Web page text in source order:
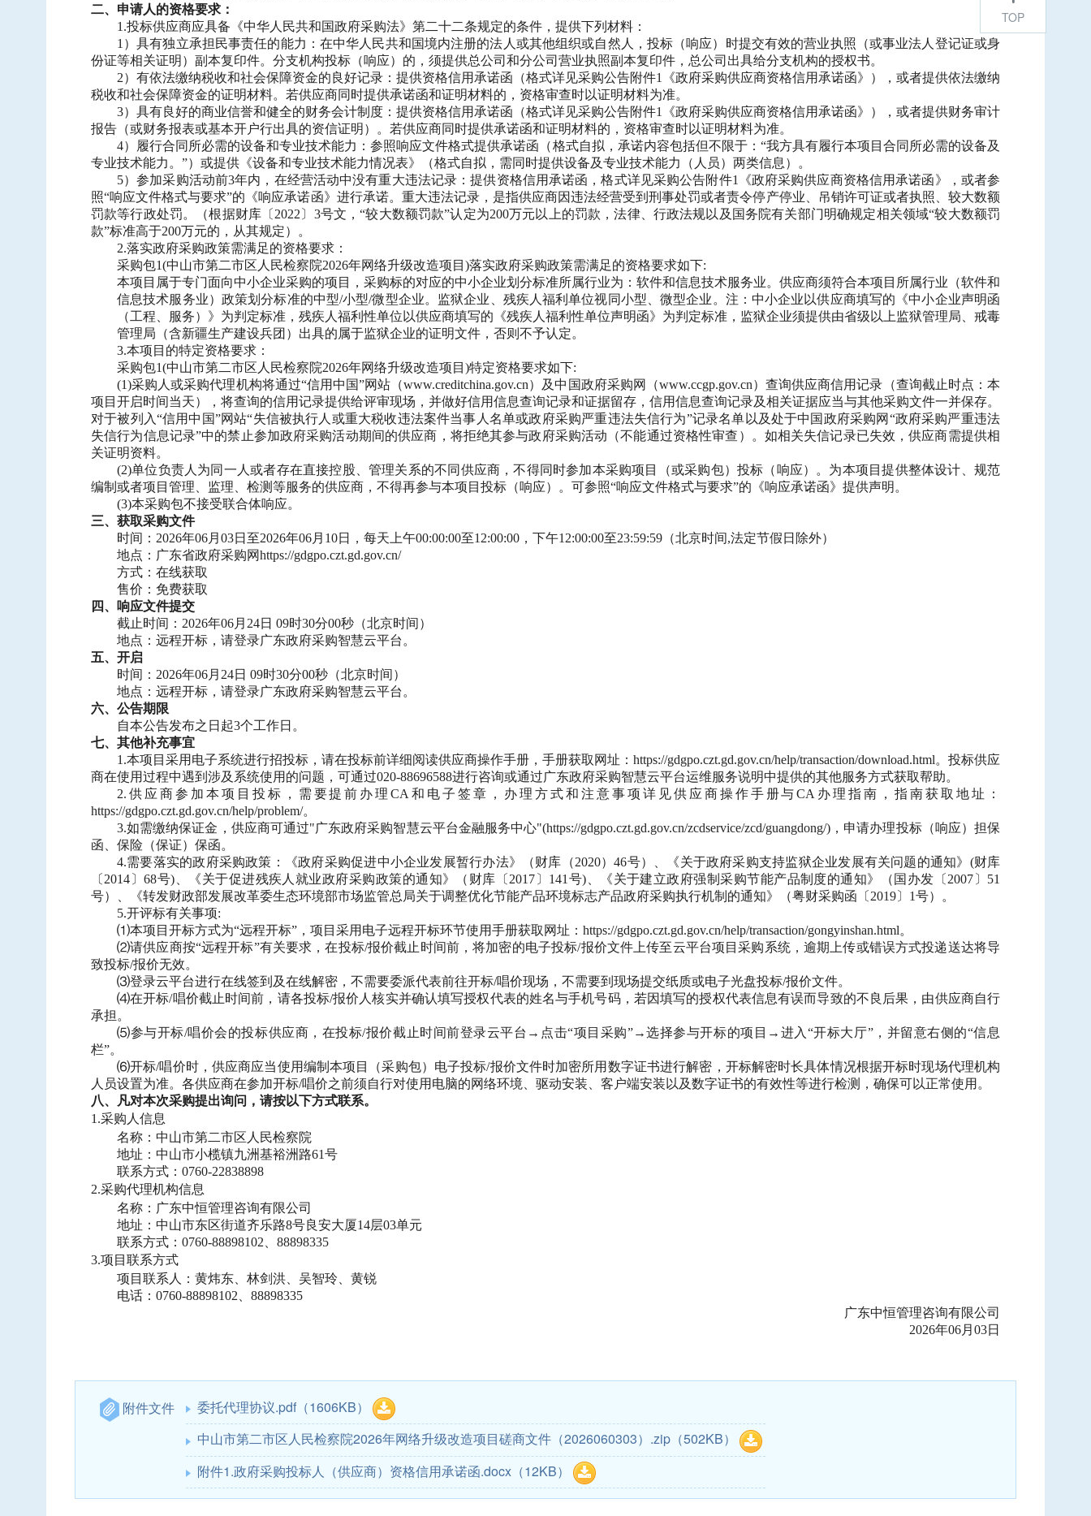
TOP
二、申请人的资格要求：
1.投标供应商应具备《中华人民共和国政府采购法》第二十二条规定的条件，提供下列材料：
1）具有独立承担民事责任的能力：在中华人民共和国境内注册的法人或其他组织或自然人，投标（响应）时提交有效的营业执照（或事业法人登记证或身
份证等相关证明）副本复印件。分支机构投标（响应）的，须提供总公司和分公司营业执照副本复印件，总公司出具给分支机构的授权书。
2）有依法缴纳税收和社会保障资金的良好记录：提供资格信用承诺函（格式详见采购公告附件1《政府采购供应商资格信用承诺函》），或者提供依法缴纳
税收和社会保障资金的证明材料。若供应商同时提供承诺函和证明材料的，资格审查时以证明材料为准。
3）具有良好的商业信誉和健全的财务会计制度：提供资格信用承诺函（格式详见采购公告附件1《政府采购供应商资格信用承诺函》），或者提供财务审计
报告（或财务报表或基本开户行出具的资信证明）。若供应商同时提供承诺函和证明材料的，资格审查时以证明材料为准。
4）履行合同所必需的设备和专业技术能力：参照响应文件格式提供承诺函（格式自拟，承诺内容包括但不限于：“我方具有履行本项目合同所必需的设备及
专业技术能力。”）或提供《设备和专业技术能力情况表》（格式自拟，需同时提供设备及专业技术能力（人员）两类信息）。
5）参加采购活动前3年内，在经营活动中没有重大违法记录：提供资格信用承诺函，格式详见采购公告附件1《政府采购供应商资格信用承诺函》，或者参
照“响应文件格式与要求”的《响应承诺函》进行承诺。重大违法记录，是指供应商因违法经营受到刑事处罚或者责令停产停业、吊销许可证或者执照、较大数额
罚款等行政处罚。（根据财库〔2022〕3号文，“较大数额罚款”认定为200万元以上的罚款，法律、行政法规以及国务院有关部门明确规定相关领域“较大数额罚
款”标准高于200万元的，从其规定）。
2.落实政府采购政策需满足的资格要求：
采购包1(中山市第二市区人民检察院2026年网络升级改造项目)落实政府采购政策需满足的资格要求如下:
本项目属于专门面向中小企业采购的项目，采购标的对应的中小企业划分标准所属行业为：软件和信息技术服务业。供应商须符合本项目所属行业（软件和
信息技术服务业）政策划分标准的中型/小型/微型企业。监狱企业、残疾人福利单位视同小型、微型企业。注：中小企业以供应商填写的《中小企业声明函
（工程、服务）》为判定标准，残疾人福利性单位以供应商填写的《残疾人福利性单位声明函》为判定标准，监狱企业须提供由省级以上监狱管理局、戒毒
管理局（含新疆生产建设兵团）出具的属于监狱企业的证明文件，否则不予认定。
3.本项目的特定资格要求：
采购包1(中山市第二市区人民检察院2026年网络升级改造项目)特定资格要求如下:
(1)采购人或采购代理机构将通过“信用中国”网站（www.creditchina.gov.cn）及中国政府采购网（www.ccgp.gov.cn）查询供应商信用记录（查询截止时点：本
项目开启时间当天），将查询的信用记录提供给评审现场，并做好信用信息查询记录和证据留存，信用信息查询记录及相关证据应当与其他采购文件一并保存。
对于被列入“信用中国”网站“失信被执行人或重大税收违法案件当事人名单或政府采购严重违法失信行为”记录名单以及处于中国政府采购网“政府采购严重违法
失信行为信息记录”中的禁止参加政府采购活动期间的供应商，将拒绝其参与政府采购活动（不能通过资格性审查）。如相关失信记录已失效，供应商需提供相
关证明资料。
(2)单位负责人为同一人或者存在直接控股、管理关系的不同供应商，不得同时参加本采购项目（或采购包）投标（响应）。为本项目提供整体设计、规范
编制或者项目管理、监理、检测等服务的供应商，不得再参与本项目投标（响应）。可参照“响应文件格式与要求”的《响应承诺函》提供声明。
(3)本采购包不接受联合体响应。
三、获取采购文件
时间： 2026年06月03日至2026年06月10日，每天上午00:00:00至12:00:00，下午12:00:00至23:59:59（北京时间,法定节假日除外）
地点：广东省政府采购网https://gdgpo.czt.gd.gov.cn/
方式：在线获取
售价：免费获取
四、响应文件提交
截止时间： 2026年06月24日 09时30分00秒（北京时间）
地点：远程开标，请登录广东政府采购智慧云平台。
五、开启
时间： 2026年06月24日 09时30分00秒（北京时间）
地点：远程开标，请登录广东政府采购智慧云平台。
六、公告期限
自本公告发布之日起3个工作日。
七、其他补充事宜
1.本项目采用电子系统进行招投标，请在投标前详细阅读供应商操作手册，手册获取网址：https://gdgpo.czt.gd.gov.cn/help/transaction/download.html。投标供应
商在使用过程中遇到涉及系统使用的问题，可通过020-88696588进行咨询或通过广东政府采购智慧云平台运维服务说明中提供的其他服务方式获取帮助。
2.供应商参加本项目投标，需要提前办理CA和电子签章，办理方式和注意事项详见供应商操作手册与CA办理指南，指南获取地址：
https://gdgpo.czt.gd.gov.cn/help/problem/。
3.如需缴纳保证金，供应商可通过"广东政府采购智慧云平台金融服务中心"(https://gdgpo.czt.gd.gov.cn/zcdservice/zcd/guangdong/)，申请办理投标（响应）担保
函、保险（保证）保函。
4.需要落实的政府采购政策：《政府采购促进中小企业发展暂行办法》（财库（2020）46号）、《关于政府采购支持监狱企业发展有关问题的通知》(财库
〔2014〕68号)、《关于促进残疾人就业政府采购政策的通知》（财库〔2017〕141号)、《关于建立政府强制采购节能产品制度的通知》（国办发〔2007〕51
号）、《转发财政部发展改革委生态环境部市场监管总局关于调整优化节能产品环境标志产品政府采购执行机制的通知》（粤财采购函〔2019〕1号）。
5.开评标有关事项:
⑴本项目开标方式为“远程开标”，项目采用电子远程开标环节使用手册获取网址：https://gdgpo.czt.gd.gov.cn/help/transaction/gongyinshan.html。
⑵请供应商按“远程开标”有关要求，在投标/报价截止时间前，将加密的电子投标/报价文件上传至云平台项目采购系统，逾期上传或错误方式投递送达将导
致投标/报价无效。
⑶登录云平台进行在线签到及在线解密，不需要委派代表前往开标/唱价现场，不需要到现场提交纸质或电子光盘投标/报价文件。
⑷在开标/唱价截止时间前，请各投标/报价人核实并确认填写授权代表的姓名与手机号码，若因填写的授权代表信息有误而导致的不良后果，由供应商自行
承担。
⑸参与开标/唱价会的投标供应商，在投标/报价截止时间前登录云平台→点击“项目采购”→选择参与开标的项目→进入“开标大厅”，并留意右侧的“信息
栏”。
⑹开标/唱价时，供应商应当使用编制本项目（采购包）电子投标/报价文件时加密所用数字证书进行解密，开标解密时长具体情况根据开标时现场代理机构
人员设置为准。各供应商在参加开标/唱价之前须自行对使用电脑的网络环境、驱动安装、客户端安装以及数字证书的有效性等进行检测，确保可以正常使用。
八、凡对本次采购提出询问，请按以下方式联系。
1.采购人信息
名称：中山市第二市区人民检察院
地址：中山市小榄镇九洲基裕洲路61号
联系方式： 0760-22838898
2.采购代理机构信息
名称：广东中恒管理咨询有限公司
地址：中山市东区街道齐乐路8号良安大厦14层03单元
联系方式： 0760-88898102、88898335
3.项目联系方式
项目联系人：黄炜东、林剑洪、吴智玲、黄锐
电话： 0760-88898102、88898335
广东中恒管理咨询有限公司
2026年06月03日
附件文件 委托代理协议.pdf （1606KB）
中山市第二市区人民检察院2026年网络升级改造项目磋商文件（2026060303）.zip （502KB）
附件1.政府采购投标人（供应商）资格信用承诺函.docx （12KB）